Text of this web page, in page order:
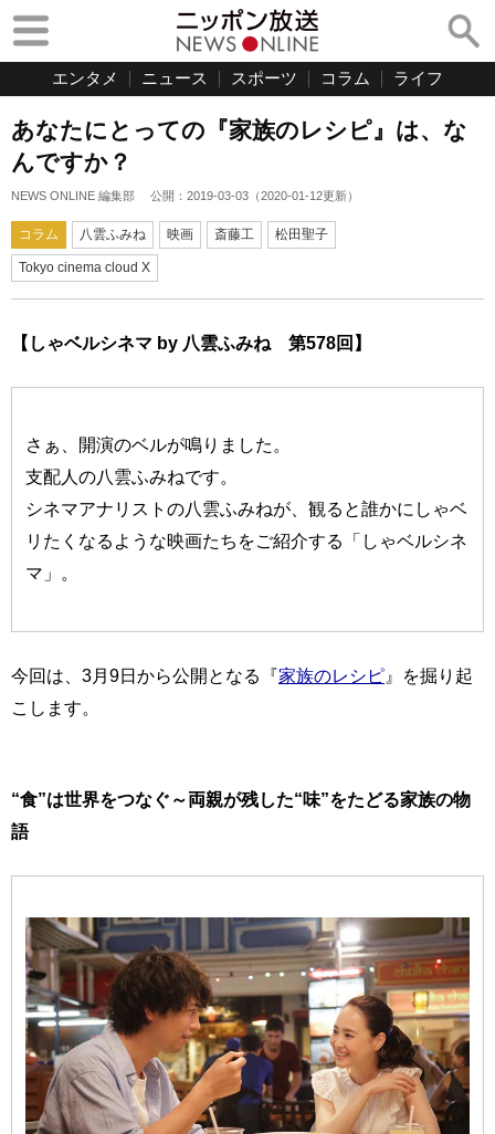
エンタメ ニュース スポーツ コラム ライフ
あなたにとっての『家族のレシピ』は、な
んですか？
NEWS ONLINE 編集部 公開： 2019-03-03 （2020-01-12更新）
コラム 八雲ふみね 映画 斎藤工 松田聖子
Tokyo cinema cloud X
【しゃベルシネマ by 八雲ふみね 第578回】
さぁ、開演のベルが鳴りました。
支配人の八雲ふみねです。
シネマアナリストの八雲ふみねが、観ると誰かにしゃベ
リたくなるような映画たちをご紹介する「しゃベルシネ
マ」。
今回は、3月9日から公開となる『家族のレシピ 』を掘り起
こします。
“食”は世界をつなぐ～両親が残した“味”をたどる家族の物
語